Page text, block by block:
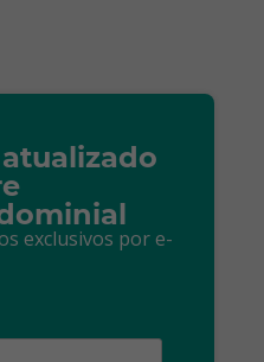
exclusivos por e-